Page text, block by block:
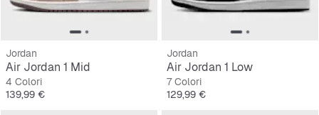
Jordan
Air Jordan 1 Mid
4 Colori
Prezzo
139,99 €
Jordan
Air Jordan 1 Low
7 Colori
Prezzo
129,99 €